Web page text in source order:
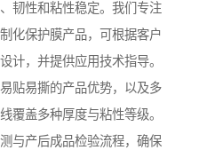
韧性和粘性稳定。我们专注
化保护膜产品，可根据客户
计，并提供应用技术指导。
贴易撕的产品优势，以及多
覆盖多种厚度与粘性等级。
与产后成品检验流程，确保